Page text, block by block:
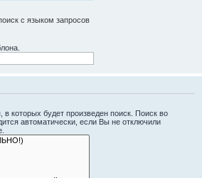
с языком запросов
которых будет произведен поиск. Поиск во
автоматически, если Вы не отключили